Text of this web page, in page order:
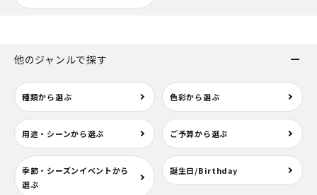
他のジャンルで探す
種類から選ぶ 色彩から選ぶ
用途・シーンから選ぶ ご予算から選ぶ
季節・シーズンイベントから
選ぶ
誕生日/Birthday